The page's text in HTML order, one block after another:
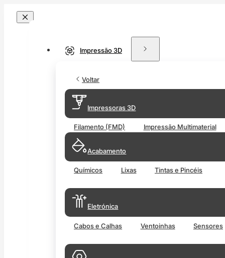
Impressão 3D
Voltar
Impressoras 3D
Filamento (FMD) Impressão Multimaterial
Acabamento
Químicos Lixas Tintas e Pincéis
Eletrónica
Cabos e Calhas Ventoinhas Sensores